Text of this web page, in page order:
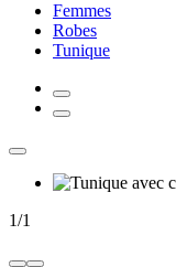
Femmes
Robes
Tunique
1/1